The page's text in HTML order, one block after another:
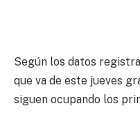
Según los datos
que va de este jueves
siguen ocupando los